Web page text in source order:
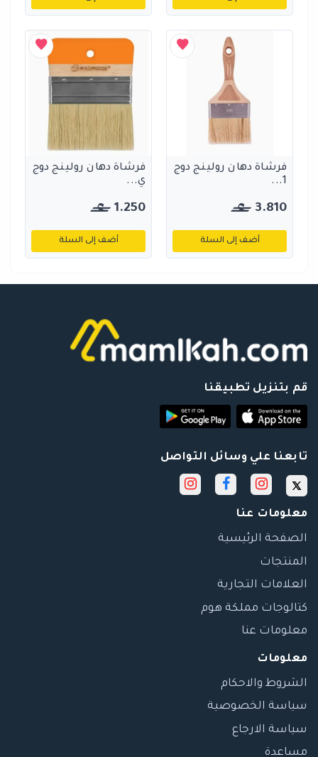
فرشاة دهان رولينج دوج
1...
3.810
أضف إلى السلة
فرشاة دهان رولينج دوج
ي...
1.250
أضف إلى السلة
قم بتنزيل تطبيقنا
تابعنا علي وسائل التواصل
معلومات عنا
الصفحة الرئيسية
المنتجات
العلامات التجارية
كتالوجات مملكة هوم
معلومات عنا
معلومات
الشروط والاحكام
سياسة الخصوصية
سياسة الارجاع
مساعدة